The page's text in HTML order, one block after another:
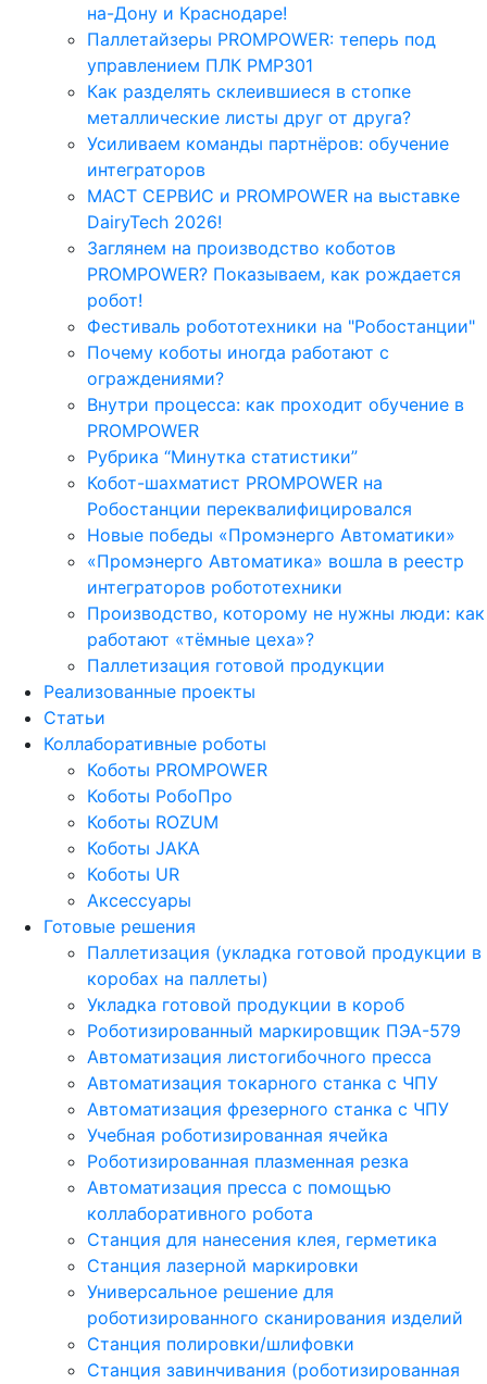
на-Дону и Краснодаре!
Паллетайзеры PROMPOWER: теперь под
управлением ПЛК PMP301
Как разделять склеившиеся в стопке
металлические листы друг от друга?
Усиливаем команды партнёров: обучение
интеграторов
МАСТ СЕРВИС и PROMPOWER на выставке
DairyTech 2026!
Заглянем на производство коботов
PROMPOWER? Показываем, как рождается
робот!
Фестиваль робототехники на "Робостанции"
Почему коботы иногда работают с
ограждениями?
Внутри процесса: как проходит обучение в
PROMPOWER
Рубрика “Минутка статистики”
Кобот-шахматист PROMPOWER на
Робостанции переквалифицировался
Новые победы «Промэнерго Автоматики»
«Промэнерго Автоматика» вошла в реестр
интеграторов робототехники
Производство, которому не нужны люди: как
работают «тёмные цеха»?
Паллетизация готовой продукции
Реализованные проекты
Статьи
Коллаборативные роботы
Коботы PROMPOWER
Коботы РобоПро
Коботы ROZUM
Коботы JAKA
Коботы UR
Аксессуары
Готовые решения
Паллетизация (укладка готовой продукции в
коробах на паллеты)
Укладка готовой продукции в короб
Роботизированный маркировщик ПЭА-579
Автоматизация листогибочного пресса
Автоматизация токарного станка с ЧПУ
Автоматизация фрезерного станка с ЧПУ
Учебная роботизированная ячейка
Роботизированная плазменная резка
Автоматизация пресса с помощью
коллаборативного робота
Станция для нанесения клея, герметика
Станция лазерной маркировки
Универсальное решение для
роботизированного сканирования изделий
Станция полировки/шлифовки
Станция завинчивания (роботизированная